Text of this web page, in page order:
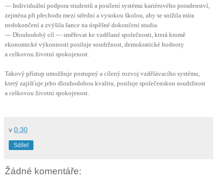
— Individuální podpora studentů a posílení systému kariérového poradenství,
zejména při přechodu mezi střední a vysokou školou, aby se snížila míra
nedokončení a zvýšila šance na úspěšné dokončení studia.
— Dlouhodobý cíl — směřovat ke vzdělané společnosti, která kromě
ekonomické výkonnosti posiluje soudržnost, demokratické hodnoty
a celkovou životní spokojenost.
Takový přístup umožňuje postupný a cílený rozvoj vzdělávacího systému,
který zajišťuje jeho dlouhodobou kvalitu, posiluje společenskou soudržnost
a celkovou životní spokojenost.
v 0:30
Sdílet
Žádné komentáře: